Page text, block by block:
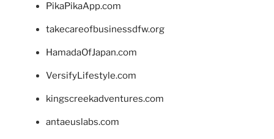
PikaPikaApp.com
takecareofbusinessdfw.org
HamadaOfJapan.com
VersifyLifestyle.com
kingscreekadventures.com
antaeuslabs.com